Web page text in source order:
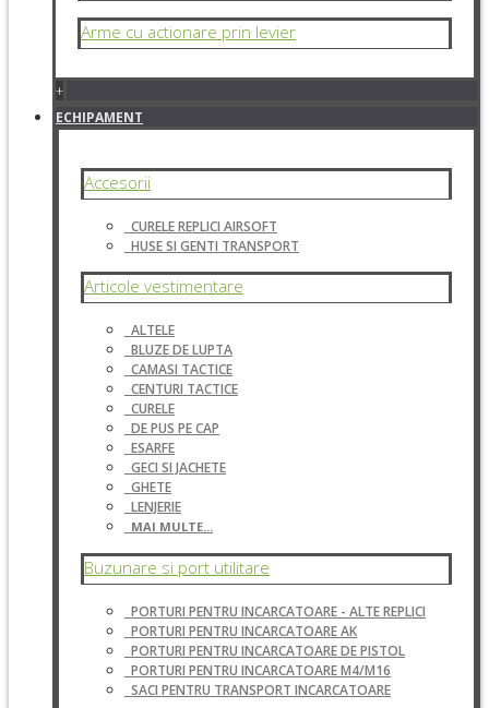
Arme cu actionare prin levier
+
ECHIPAMENT
Accesorii
CURELE REPLICI AIRSOFT
HUSE SI GENTI TRANSPORT
Articole vestimentare
ALTELE
BLUZE DE LUPTA
CAMASI TACTICE
CENTURI TACTICE
CURELE
DE PUS PE CAP
ESARFE
GECI SI JACHETE
GHETE
LENJERIE
MAI MULTE...
Buzunare si port utilitare
PORTURI PENTRU INCARCATOARE - ALTE REPLICI
PORTURI PENTRU INCARCATOARE AK
PORTURI PENTRU INCARCATOARE DE PISTOL
PORTURI PENTRU INCARCATOARE M4/M16
SACI PENTRU TRANSPORT INCARCATOARE